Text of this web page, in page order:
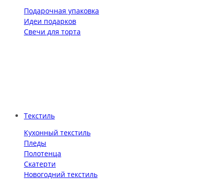
Подарочная упаковка
Идеи подарков
Свечи для торта
Текстиль
Кухонный текстиль
Пледы
Полотенца
Скатерти
Новогодний текстиль